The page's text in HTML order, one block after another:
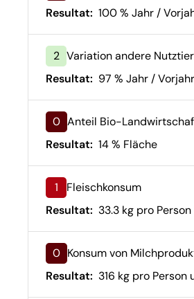
Resultat: 100 % Jahr /
2 Variation andere
Resultat: 97 % Jahr / Vorjahr
0 Anteil Bio-
Resultat: 14 % Fläche
1
Fleischkonsum
Resultat: 33.3 kg pro
0 Konsum von
Resultat: 316 kg pro Person